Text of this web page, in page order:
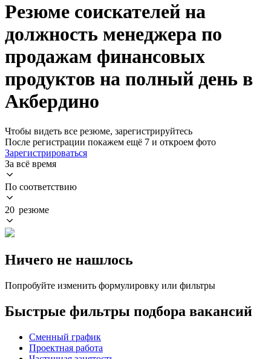
Резюме соискателей на
должность менеджера по
продажам финансовых
продуктов на полный день в
Акбердино
Чтобы видеть все резюме, зарегистрируйтесь
После регистрации покажем ещё 7 и откроем фото
Зарегистрироваться
За всё время
По соответствию
20 резюме
Ничего не нашлось
Попробуйте изменить формулировку или фильтры
Быстрые фильтры подбора вакансий
Сменный график
Проектная работа